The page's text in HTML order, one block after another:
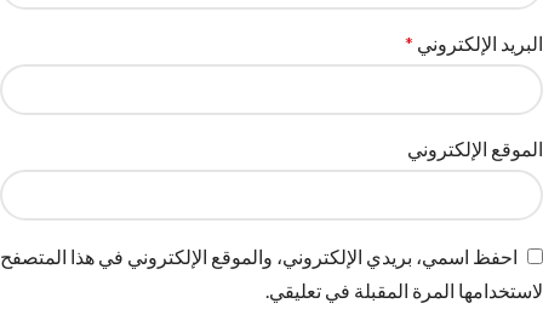
البريد الإلكتروني *
الموقع الإلكتروني
احفظ اسمي، بريدي الإلكتروني، والموقع الإلكتروني في هذا المتصفح
لاستخدامها المرة المقبلة في تعليقي.